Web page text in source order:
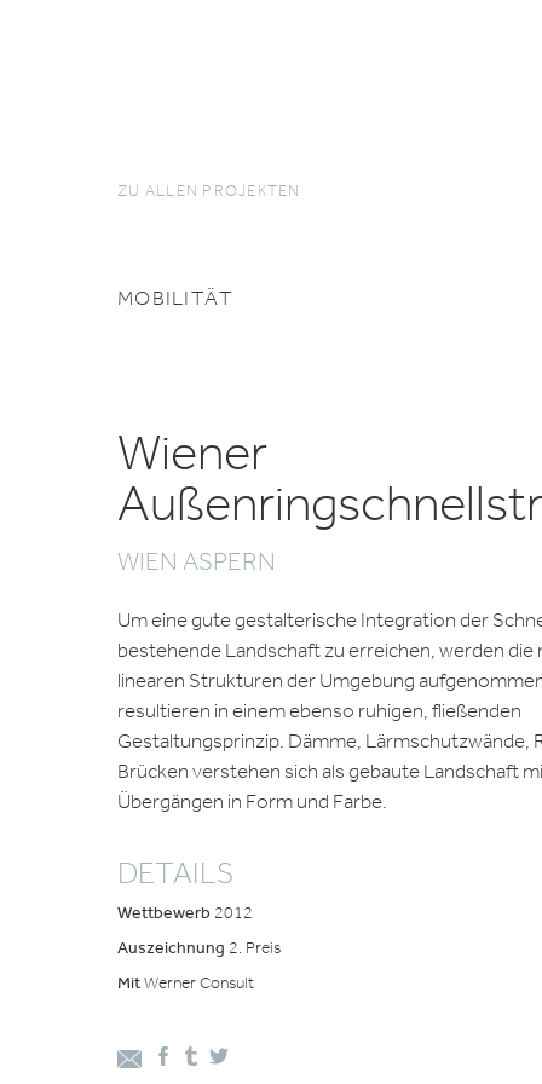
ZU ALLEN PROJEKTEN
MOBILITÄT
Wiener
WIEN ASPERN
Um eine gute gestalterische Integration der
bestehende Landschaft zu erreichen, werden die
linearen Strukturen der Umgebung
resultieren in einem ebenso ruhigen, fließenden
Gestaltungsprinzip. Dämme, Lärmschutzwände,
Brücken verstehen sich als gebaute Landschaft
Übergängen in Form und Farbe.
DETAILS
Wettbewerb 2012
Auszeichnung 2. Preis
Mit Werner Consult